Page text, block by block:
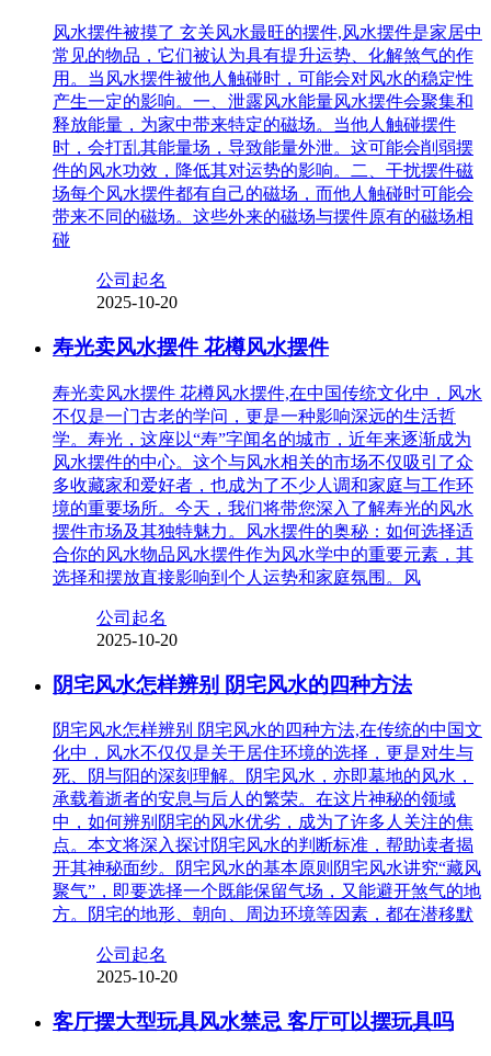
风水摆件被摸了 玄关风水最旺的摆件,风水摆件是家居中
常见的物品，它们被认为具有提升运势、化解煞气的作
用。当风水摆件被他人触碰时，可能会对风水的稳定性
产生一定的影响。一、泄露风水能量风水摆件会聚集和
释放能量，为家中带来特定的磁场。当他人触碰摆件
时，会打乱其能量场，导致能量外泄。这可能会削弱摆
件的风水功效，降低其对运势的影响。二、干扰摆件磁
场每个风水摆件都有自己的磁场，而他人触碰时可能会
带来不同的磁场。这些外来的磁场与摆件原有的磁场相
碰
公司起名
2025-10-20
寿光卖风水摆件 花樽风水摆件
寿光卖风水摆件 花樽风水摆件,在中国传统文化中，风水
不仅是一门古老的学问，更是一种影响深远的生活哲
学。寿光，这座以“寿”字闻名的城市，近年来逐渐成为
风水摆件的中心。这个与风水相关的市场不仅吸引了众
多收藏家和爱好者，也成为了不少人调和家庭与工作环
境的重要场所。今天，我们将带您深入了解寿光的风水
摆件市场及其独特魅力。风水摆件的奥秘：如何选择适
合你的风水物品风水摆件作为风水学中的重要元素，其
选择和摆放直接影响到个人运势和家庭氛围。风
公司起名
2025-10-20
阴宅风水怎样辨别 阴宅风水的四种方法
阴宅风水怎样辨别 阴宅风水的四种方法,在传统的中国文
化中，风水不仅仅是关于居住环境的选择，更是对生与
死、阴与阳的深刻理解。阴宅风水，亦即墓地的风水，
承载着逝者的安息与后人的繁荣。在这片神秘的领域
中，如何辨别阴宅的风水优劣，成为了许多人关注的焦
点。本文将深入探讨阴宅风水的判断标准，帮助读者揭
开其神秘面纱。阴宅风水的基本原则阴宅风水讲究“藏风
聚气”，即要选择一个既能保留气场，又能避开煞气的地
方。阴宅的地形、朝向、周边环境等因素，都在潜移默
公司起名
2025-10-20
客厅摆大型玩具风水禁忌 客厅可以摆玩具吗